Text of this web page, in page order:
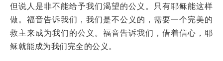
但说人是非不能给予我们渴望的公义。只有耶稣能这样
做。福音告诉我们，我们是不公义的，需要一个完美的
救主来成为我们的公义。福音告诉我们，借着信心，耶
稣就能成为我们完全的公义。